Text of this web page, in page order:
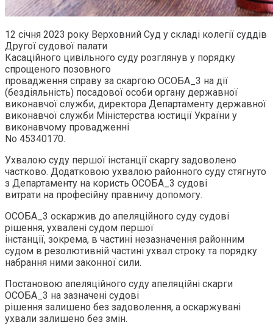
12 січня 2023 року Верховний Суд у складі колегії суддів
Другої судової палати
Касаційного цивільного суду розглянув у порядку
спрощеного позовного
провадження справу за скаргою ОСОБА_3 на дії
(бездіяльність) посадової особи органу державної
виконавчої служби, директора Департаменту державної
виконавчої служби Міністерства юстиції України у
виконавчому провадженні
No 45340170.
Ухвалою суду першої інстанції скаргу задоволено
частково. Додатковою ухвалою районного суду стягнуто
з Департаменту на користь ОСОБА_3 судові
витрати на професійну правничу допомогу.
ОСОБА_3 оскаржив до апеляційного суду судові
рішення, ухвалені судом першої
інстанції, зокрема, в частині незазначення районним
судом в резолютивній частині ухвал строку та порядку
набрання ними законної сили.
Постановою апеляційного суду апеляційні скарги
ОСОБА_3 на зазначені судові
рішення залишено без задоволення, а оскаржувані
ухвали залишено без змін.